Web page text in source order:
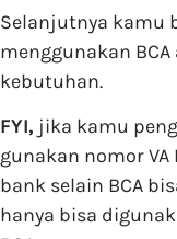
Selanjutnya kamu
menggunakan
kebutuhan.
FYI, jika kamu
gunakan nomor
bank selain BCA
hanya bisa